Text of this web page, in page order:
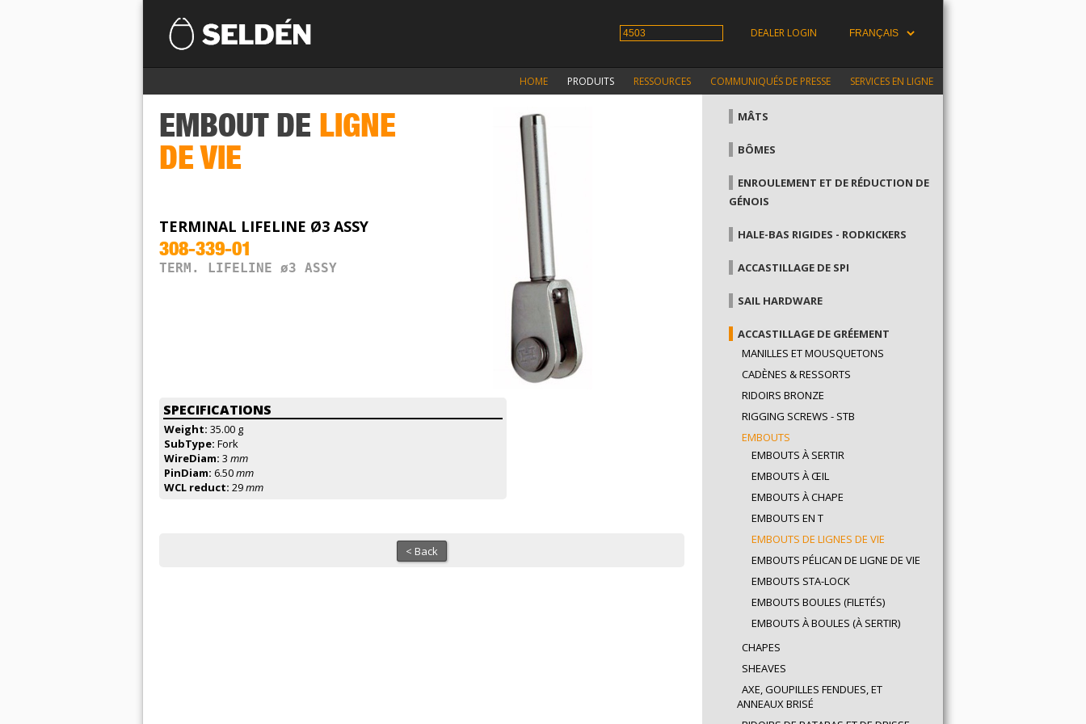
DEALER LOGIN
HOME PRODUITS RESSOURCES COMMUNIQUÉS DE PRESSE SERVICES EN LIGNE
EMBOUT DE LIGNE
DE VIE
TERMINAL LIFELINE Ø3 ASSY
308-339-01
TERM. LIFELINE ø3 ASSY
SPECIFICATIONS
Weight: 35.00 g
SubType: Fork
WireDiam: 3 mm
PinDiam: 6.50mm
WCL reduct: 29mm
< Back
MÂTS
BÔMES
ENROULEMENT ET DE RÉDUCTION DE
GÉNOIS
HALE-BAS RIGIDES - RODKICKERS
ACCASTILLAGE DE SPI
SAIL HARDWARE
ACCASTILLAGE DE GRÉEMENT
MANILLES ET MOUSQUETONS
CADÈNES & RESSORTS
RIDOIRS BRONZE
RIGGING SCREWS - STB
EMBOUTS
EMBOUTS À SERTIR
EMBOUTS À ŒIL
EMBOUTS À CHAPE
EMBOUTS EN T
EMBOUTS DE LIGNES DE VIE
EMBOUTS PÉLICAN DE LIGNE DE VIE
EMBOUTS STA-LOCK
EMBOUTS BOULES (FILETÉS)
EMBOUTS À BOULES (À SERTIR)
CHAPES
SHEAVES
AXE, GOUPILLES FENDUES, ET
ANNEAUX BRISÉ